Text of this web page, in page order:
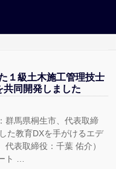
１級土木施工管理技士
共同開発しました
群馬県桐生市、代表取締
た教育DXを手がけるエデ
表取締役：千葉 佑介）
ト …